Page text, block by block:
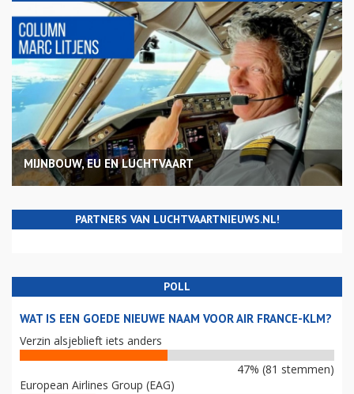
MIJNBOUW, EU EN LUCHTVAART
PARTNERS VAN LUCHTVAARTNIEUWS.NL!
POLL
WAT IS EEN GOEDE NIEUWE NAAM VOOR AIR FRANCE-KLM?
Verzin alsjeblieft iets anders
47% (81 stemmen)
European Airlines Group (EAG)